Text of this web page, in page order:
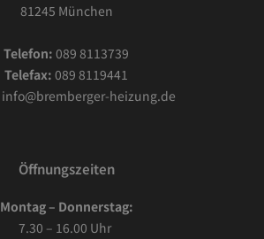
81245 München
Telefon: 089 8113739
Telefax: 089 8119441
info@bremberger-heizung.de
Öffnungszeiten
Montag – Donnerstag:
7.30 – 16.00 Uhr